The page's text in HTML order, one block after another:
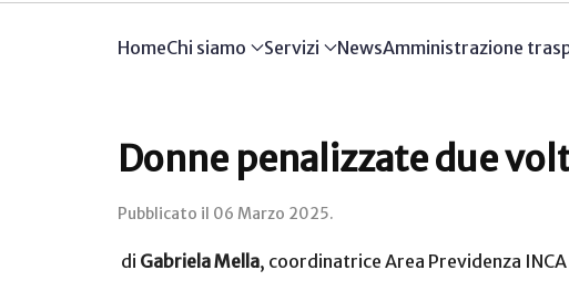
HomeChi siamo Servizi NewsAmministrazione
Donne penalizzate due
Pubblicato il 06 Marzo 2025.
di Gabriela Mella, coordinatrice Area Previdenza INCA